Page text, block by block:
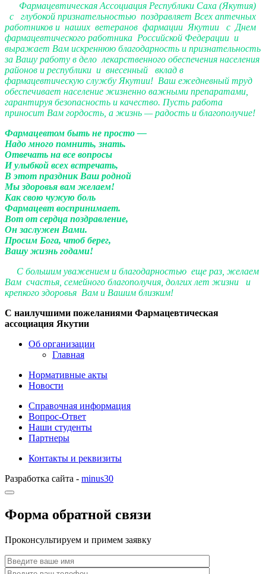
Фармацевтическая Ассоциация Республики Саха (Якутия)
с глубокой признательностью поздравляет Всех аптечных
работников и наших ветеранов фармации Якутии с Днем
фармацевтического работника Российской Федерации и
выражает Вам искреннюю благодарность и признательность
за Вашу работу в дело лекарственного обеспечения населения
районов и республики и внесенный вклад в
фармацевтическую службу Якутии! Ваш ежедневный труд
обеспечивает население жизненно важными препаратами,
гарантируя безопасность и качество. Пусть работа
приносит Вам гордость, а жизнь — радость и благополучие!
Фармацевтом быть не просто —
Надо много помнить, знать.
Отвечать на все вопросы
И улыбкой всех встречать,
В этот праздник Ваш родной
Мы здоровья вам желаем!
Как свою чужую боль
Фармацевт воспринимает.
Вот от сердца поздравление,
Он заслужен Вами.
Просим Бога, чтоб берег,
Вашу жизнь годами!
С большим уважением и благодарностью еще раз, желаем
Вам счастья, семейного благополучия, долгих лет жизни и
крепкого здоровья Вам и Вашим близким!
С наилучшими пожеланиями Фармацевтическая
ассоциация Якутии
Об организации
Главная
Нормативные акты
Новости
Справочная информация
Вопрос-Ответ
Наши студенты
Партнеры
Контакты и реквизиты
Разработка сайта - minus30
Форма обратной связи
Проконсультируем и примем заявку